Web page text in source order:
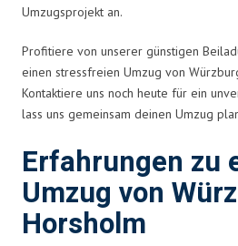
Umzugsprojekt an.
Profitiere von unserer günstigen
einen stressfreien Umzug von
Kontaktiere uns noch heute für ein
lass uns gemeinsam deinen Umzug
Erfahrungen zu
Umzug von
Horsholm